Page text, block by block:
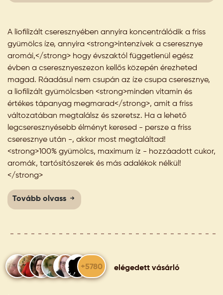
A liofilizált cseresznyében annyira koncentrálódik a friss
gyümölcs íze, annyira <strong>intenzívek a cseresznye
aromái,</strong> hogy évszaktól függetlenül egész
évben a cseresznyeszezon kellős közepén érezheted
magad. Ráadásul nem csupán az íze csupa cseresznye,
a liofilizált gyümölcsben <strong>minden vitamin és
értékes tápanyag megmarad</strong>, amit a friss
változatában megtalálsz és szeretsz. Ha a lehető
legcseresznyésebb élményt keresed - persze a friss
cseresznye után -, akkor most megtaláltad!
<strong>100% gyümölcs, maximum íz - hozzáadott cukor,
aromák, tartósítószerek és más adalékok nélkül!
</strong>
Tovább olvass
+5780 elégedett vásárló